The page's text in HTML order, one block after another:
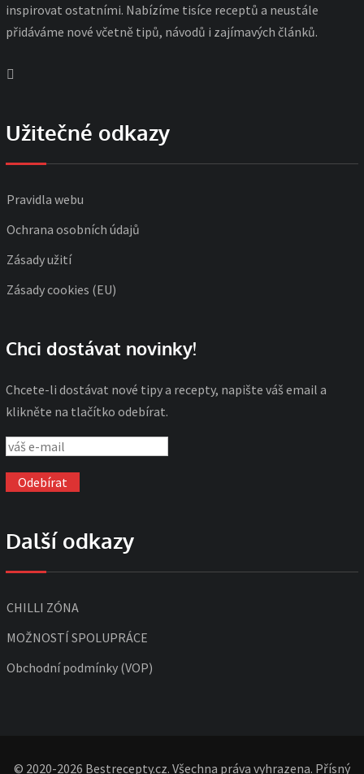
inspirovat ostatními. Nabízíme tisíce receptů a neustále
přidáváme nové včetně tipů, návodů i zajímavých článků.
Užitečné odkazy
Pravidla webu
Ochrana osobních údajů
Zásady užití
Zásady cookies (EU)
Chci dostávat novinky!
Chcete-li dostávat nové tipy a recepty, napište váš email a
klikněte na tlačítko odebírat.
Další odkazy
CHILLI ZÓNA
MOŽNOSTÍ SPOLUPRÁCE
Obchodní podmínky (VOP)
© 2020-2026 Bestrecepty.cz. Všechna práva vyhrazena. Přísný